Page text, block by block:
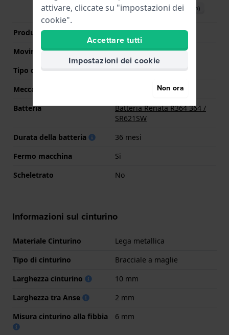
Scarica il manuale (English)
Produttore Movimento
Seiko Instruments Inc.
Movimento svizzero
No
Tipo di display
Analogico
Meccanismo
Batteria
Batteria Renata R364 364 /
SR621SW
Durata della batteria
36 mesi
Fermo macchina
Si
Scheletrato
No
Informazioni sul cinturino
Materiale Cinturino
Lega metallica
Tipo di cinturino
Bracciale a maglie
Larghezza cinturino
10 mm
Larghezza tra Anse
2 mm
Misura cinturino alla fibbia
6 mm
attivare, cliccate su "impostazioni dei
cookie".
Accettare tutti
Impostazioni dei cookie
Non ora